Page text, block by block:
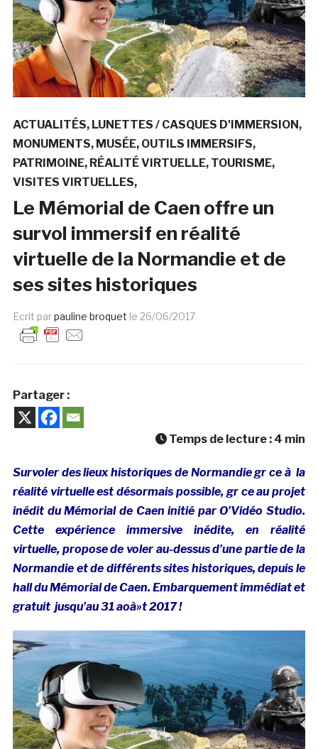
ACTUALITÉS LUNETTES / CASQUES D'IMMERSION
MONUMENTS MUSÉE OUTILS IMMERSIFS
PATRIMOINE RÉALITÉ VIRTUELLE TOURISME
VISITES VIRTUELLES
Le Mémorial de Caen offre un
survol immersif en réalité
virtuelle de la Normandie et de
ses sites historiques
Ecrit parpauline broquet le 26/06/2017
Partager :
Temps de lecture : 4 min
Survoler des lieux historiques de Normandie gr ce à la
réalité virtuelle est désormais possible, gr ce au projet
inédit du Mémorial de Caen initié par O’Vidéo Studio.
Cette expérience immersive inédite, en réalité
virtuelle, propose de voler au-dessus d’une partie de la
Normandie et de différents sites historiques, depuis le
hall du Mémorial de Caen. Embarquement immédiat et
gratuit jusqu’au 31 aoà»t 2017 !